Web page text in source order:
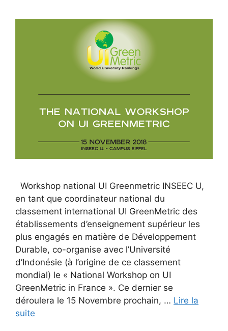
Workshop national UI Greenmetric INSEEC U,
en tant que coordinateur national du
classement international UI GreenMetric des
établissements d’enseignement supérieur les
plus engagés en matière de Développement
Durable, co-organise avec l’Université
d’Indonésie (à l’origine de ce classement
mondial) le « National Workshop on UI
GreenMetric in France ». Ce dernier se
déroulera le 15 Novembre prochain, … Lire la
suite